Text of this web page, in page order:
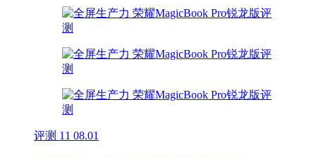
评测 11 08.01